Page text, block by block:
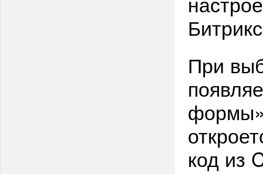
При
код из